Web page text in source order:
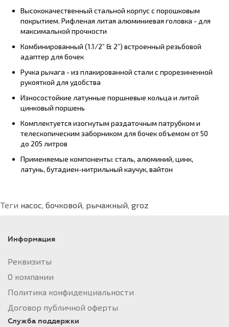
Высококачественный стальной корпус с порошковым
покрытием. Рифленая литая алюминиевая головка - для
максимальной прочности
Комбинированный (1.1/2” & 2”) встроенный резьбовой
адаптер для бочек
Ручка рычага - из плакированной стали с прорезиненной
рукояткой для удобства
Износостойкие латунные поршневые кольца и литой
цинковый поршень
Комплектуется изогнутым раздаточным патрубком и
телескопическим заборником для бочек объемом от 50
до 205 литров
Применяемые компоненты: сталь, алюминий, цинк,
латунь, бутадиен-нитрильный каучук, вайтон
Теги насос, бочковой, рычажный, groz
Информация
Реквизиты
О компании
Политика конфиденциальности
Договор публичной оферты
Служба поддержки